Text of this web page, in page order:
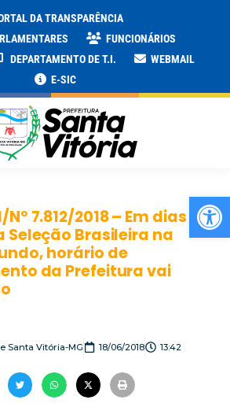
DA TRANSPARÊNCIA
FUNCIONÁRIOS
DEPARTAMENTO DE T.I.
WEBMAIL
E-SIC
7.812/2018 – Em dias
Seleção Brasileira na
horário de
da Prefeitura vai
Santa Vitória-MG 18/06/2018 13:42